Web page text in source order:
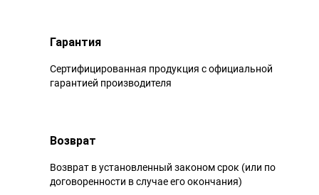
Гарантия
Сертифицированная продукция с официальной
гарантией производителя
Возврат
Возврат в установленный законом срок (или по
договоренности в случае его окончания)